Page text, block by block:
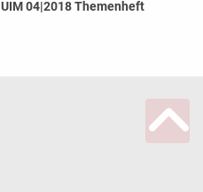
UIM 04|2018 Themenheft